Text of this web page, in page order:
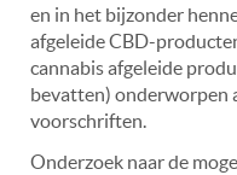
en in het bijzonder
afgeleide CBD-
cannabis afgeleide
bevatten) onderworpen
voorschriften.
Onderzoek naar de